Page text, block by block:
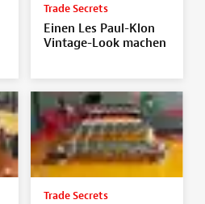
Trade Secrets
Einen Les Paul-Klon
Vintage-Look machen
Trade Secrets